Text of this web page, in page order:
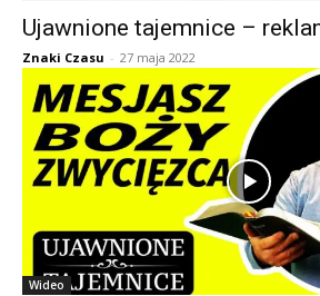
Ujawnione tajemnice –
Znaki Czasu - 27 maja 2022
Wideo